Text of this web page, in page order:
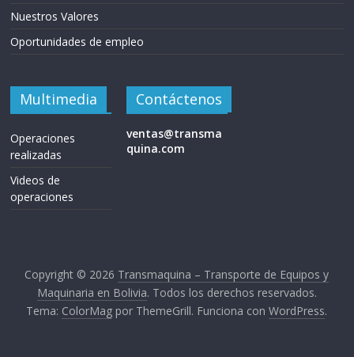
Nuestros Valores
Oportunidades de empleo
Multimedia
Operaciones
realizadas
Videos de
operaciones
Contáctenos
ventas@transma
quina.com
Copyright © 2026 Transmaquina – Transporte de Equipos y
Maquinaria en Bolivia. Todos los derechos reservados.
Tema: ColorMag por ThemeGrill. Funciona conWordPress.